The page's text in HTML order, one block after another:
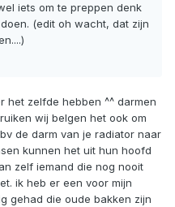
iets om te preppen denk
(edit oh wacht, dat zijn
het zelfde hebben ^^ darmen
wij belgen het ook om
de darm van je radiator naar
kunnen het uit hun hoofd
zelf iemand die nog nooit
ik heb er een voor mijn
gehad die oude bakken zijn